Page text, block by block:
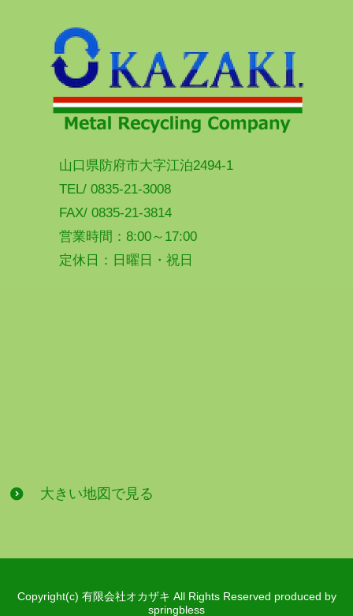
山口県防府市大字江泊2494-1
TEL/ 0835-21-3008
FAX/ 0835-21-3814
営業時間：8:00～17:00
定休日：日曜日・祝日
大きい地図で見る
Copyright(c) 有限会社オカザキ All Rights Reserved produced by
springbless